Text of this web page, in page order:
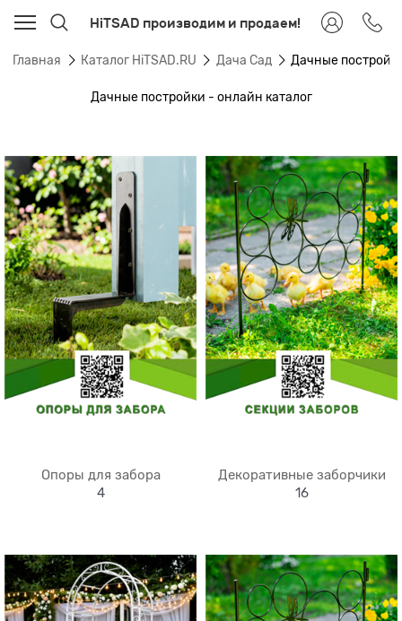
HiTSAD производим и продаем!
Главная Каталог HiTSAD.RU Дача Сад Дачные
Дачные постройки - онлайн каталог
Опоры для забора
4
Декоративные заборчики
16